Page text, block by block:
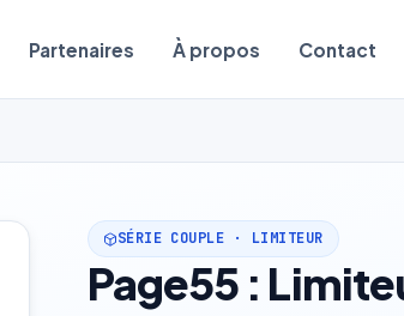
Partenaires À propos Contact
SÉRIE COUPLE · LIMITEUR
Page55 :